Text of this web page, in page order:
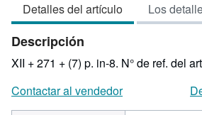
3
de
5
estrellas
Detalles del artículo Los
Descripción
XII + 271 + (7) p. in-8. N° de ref. del
Contactar al vendedor